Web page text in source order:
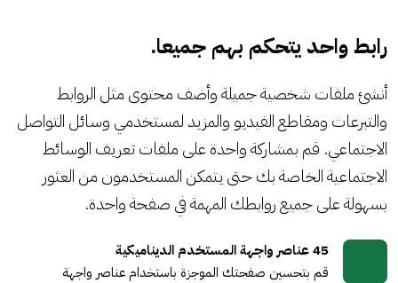
رابط واحد يتحكم بهم جميعا.
أنشئ ملفات شخصية جميلة وأضف محتوى مثل الروابط
والتبرعات ومقاطع الفيديو والمزيد لمستخدمي وسائل التواصل
الاجتماعي. قم بمشاركة واحدة على ملفات تعريف الوسائط
الاجتماعية الخاصة بك حتى يتمكن المستخدمون من العثور
بسهولة على جميع روابطك المهمة في صفحة واحدة.
45 عناصر واجهة المستخدم الديناميكية
قم بتحسين صفحتك الموجزة باستخدام عناصر واجهة